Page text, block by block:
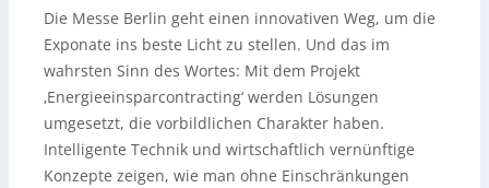
Die Messe Berlin geht einen innovativen Weg, um die
Exponate ins beste Licht zu stellen. Und das im
wahrsten Sinn des Wortes: Mit dem Projekt
‚Energieeinsparcontracting‘ werden Lösungen
umgesetzt, die vorbildlichen Charakter haben.
Intelligente Technik und wirtschaftlich vernünftige
Konzepte zeigen, wie man ohne Einschränkungen